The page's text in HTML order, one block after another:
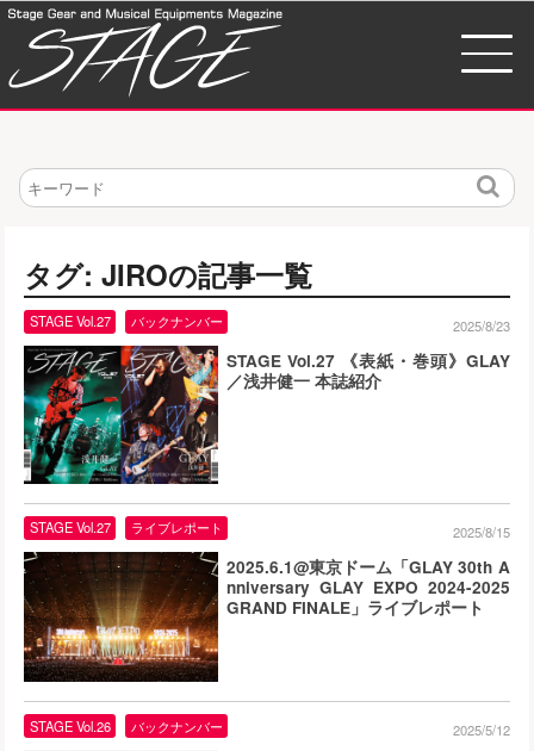
検
タグ: JIROの記事一覧
STAGE Vol.27 《表紙・巻頭》GLAY
／浅井健一 本誌紹介
STAGE Vol.27 バックナンバー 2025/8/23
2025.6.1@東京ドーム「GLAY 30th A
nniversary GLAY EXPO 2024-2025
GRAND FINALE」ライブレポート
STAGE Vol.27 ライブレポート 2025/8/15
STAGE Vol.26 バックナンバー 2025/5/12